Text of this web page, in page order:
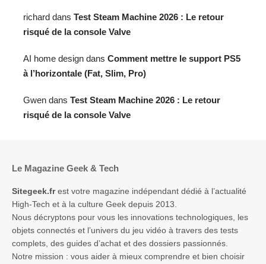
richard dans Test Steam Machine 2026 : Le retour
risqué de la console Valve
AI home design dans Comment mettre le support PS5
à l’horizontale (Fat, Slim, Pro)
Gwen dans Test Steam Machine 2026 : Le retour
risqué de la console Valve
Le Magazine Geek & Tech
Sitegeek.frest votre magazine indépendant dédié à l’actualité
High-Tech et à la culture Geek depuis 2013.
Nous décryptons pour vous les innovations technologiques, les
objets connectés et l’univers du jeu vidéo à travers des tests
complets, des guides d’achat et des dossiers passionnés.
Notre mission : vous aider à mieux comprendre et bien choisir